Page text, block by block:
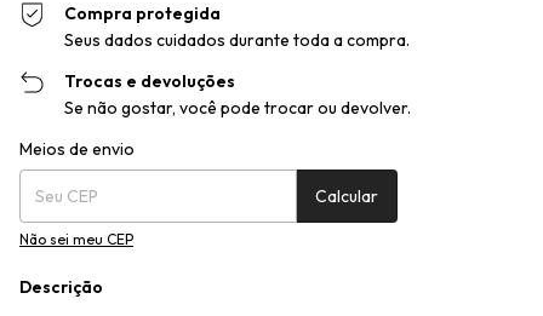
Compra protegida
Seus dados cuidados durante toda a compra.
Trocas e devoluções
Se não gostar, você pode trocar ou devolver.
Entregas para o CEP:
Meios de envio
Calcular
Não sei meu CEP
Descrição